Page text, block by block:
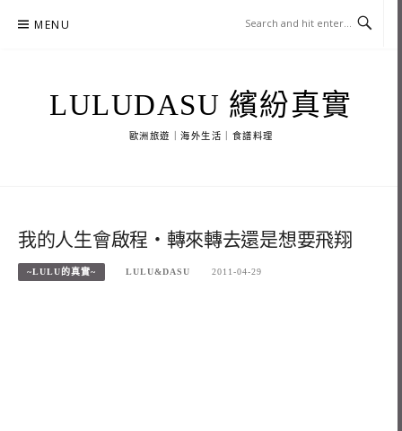
MENU
LULUDASU 繽紛真實
歐洲旅遊｜海外生活｜食譜料理
我的人生會啟程‧轉來轉去還是想要飛翔
~LULU的真實~ LULU&DASU 2011-04-29